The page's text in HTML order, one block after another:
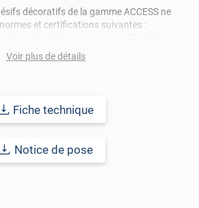
décoratifs de la gamme ACCESS ne
et certifications suivantes :
pas à prendre connaissance de la
nos conseillers pour toutes
pose intérieure (anti craquèlement,
de la qualité et de son rendu
de faire une demande
Voir plus de détails
Fiche technique
Notice de pose